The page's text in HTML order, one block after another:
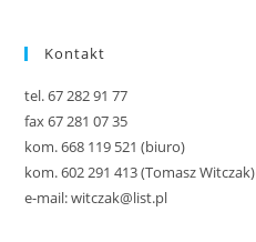
Kontakt
tel. 67 282 91 77
fax 67 281 07 35
kom. 668 119 521 (biuro)
kom. 602 291 413 (Tomasz Witczak)
e-mail: witczak@list.pl